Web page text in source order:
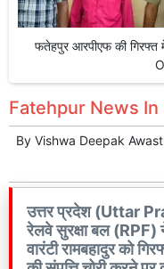
फतेहपुर आरपीएफ की गिरफ्त
Fatehpur News In
By Vishwa Deepak
उत्तर प्रदेश (Uttar
रेलवे सुरक्षा बल (RPF)
वारंटी रामबहादुर को